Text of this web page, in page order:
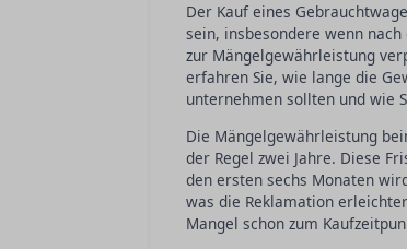
Der Kauf eines
sein, insbesondere wenn
zur Mängelgewährleistung
erfahren Sie, wie lange die
unternehmen sollten und wie
Die Mängelgewährleistung
der Regel zwei Jahre. Diese
den ersten sechs Monaten
was die Reklamation
Mangel schon zum